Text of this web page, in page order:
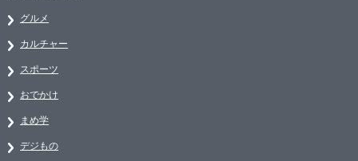
グルメ
カルチャー
スポーツ
おでかけ
まめ学
デジもの